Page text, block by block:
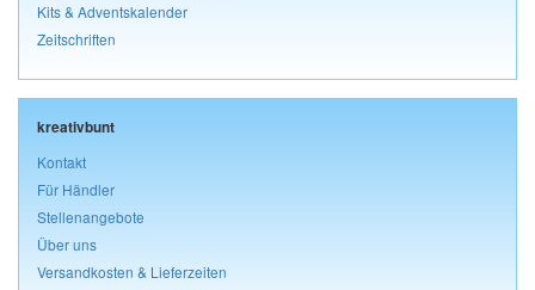
Kits & Adventskalender
Zeitschriften
kreativbunt
Kontakt
Für Händler
Stellenangebote
Über uns
Versandkosten & Lieferzeiten